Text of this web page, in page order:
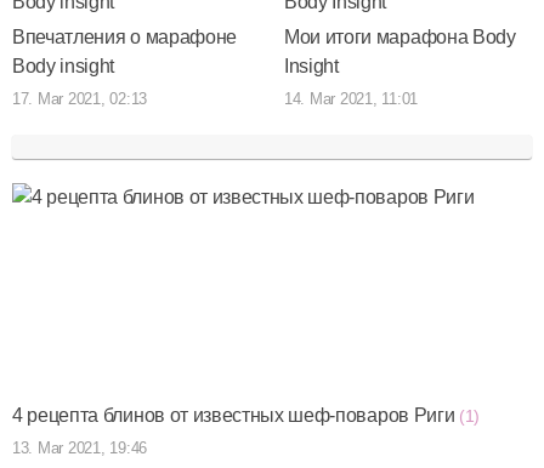
Впечатления о марафоне
Body insight
17. Mar 2021, 02:13
Мои итоги марафона Body
Insight
14. Mar 2021, 11:01
4 рецепта блинов от известных шеф-поваров Риги (1)
13. Mar 2021, 19:46